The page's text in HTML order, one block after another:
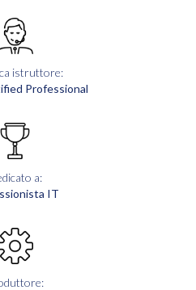
istruttore:
Professional
a:
IT